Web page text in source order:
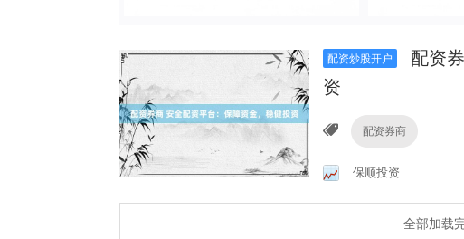
配资炒股开户
配资
资
配资券商
保顺投资
全部加载